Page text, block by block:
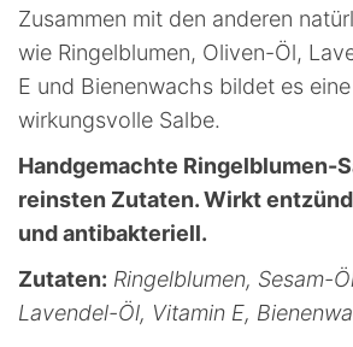
Zusammen mit den anderen
wie Ringelblumen, Oliven-Öl,
E und Bienenwachs bildet es
wirkungsvolle Salbe.
Handgemachte Ringelblumen-
reinsten Zutaten. Wirkt
und antibakteriell.
Zutaten: Ringelblumen, Sesam-
Lavendel-Öl, Vitamin E,